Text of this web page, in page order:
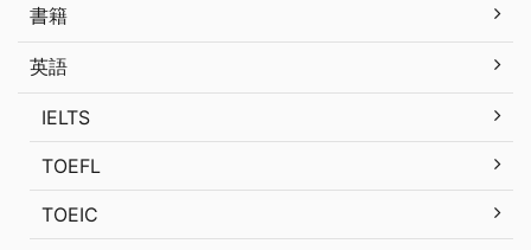
書籍
英語
IELTS
TOEFL
TOEIC